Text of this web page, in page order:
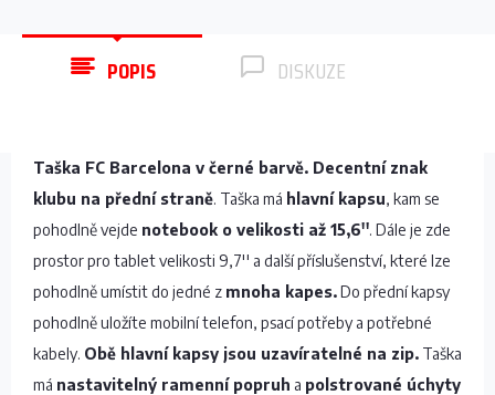
POPIS DISKUZE
Taška FC Barcelona v černé barvě. Decentní znak
klubu na přední straně. Taška má hlavní kapsu, kam se
pohodlně vejde notebook o velikosti až 15,6''. Dále je zde
prostor pro tablet velikosti 9,7'' a další příslušenství, které lze
pohodlně umístit do jedné z mnoha kapes.Do přední kapsy
pohodlně uložíte mobilní telefon, psací potřeby a potřebné
kabely. Obě hlavní kapsy jsou uzavíratelné na zip. Taška
má nastavitelný ramenní popruh a polstrované úchyty